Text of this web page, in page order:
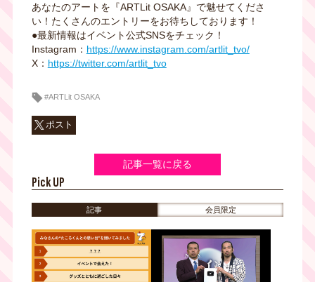
あなたのアートを『ARTLit OSAKA』で魅せてくださ
い！たくさんのエントリーをお待ちしております！
●最新情報はイベント公式SNSをチェック！
Instagram： https://www.instagram.com/artlit_tvo/
X： https://twitter.com/artlit_tvo
#ARTLit OSAKA
ポスト
記事一覧に戻る
Pick UP
記事 会員限定